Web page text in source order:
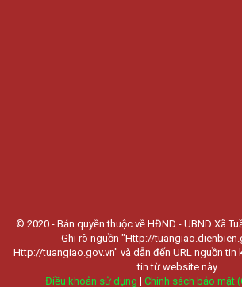
© 2020 - Bản quyền thuộc về HĐND - UBND Xã
Ghi rõ nguồn "Http://
Http://tuangiao.gov.vn" và dẫn đến URL nguồn tin
tin từ website này.
Điều khoản sử dụng | Chính sách bảo mật